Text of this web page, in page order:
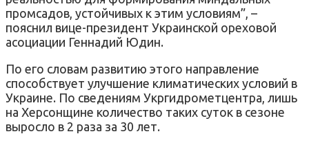
промсадов, устойчивых к этим условиям”, –
пояснил вице-президент Украинской ореховой
асоциации Геннадий Юдин.
По его словам развитию этого направление
способствует улучшение климатических условий в
Украине. По сведениям Укргидрометцентра, лишь
на Херсонщине количество таких суток в сезоне
выросло в 2 раза за 30 лет.